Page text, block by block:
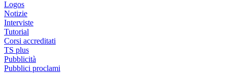
Logos
Notizie
Interviste
Tutorial
Corsi accreditati
TS plus
Pubblicità
Pubblici proclami